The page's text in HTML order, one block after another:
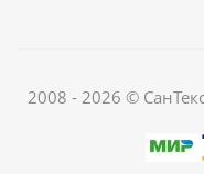
2008 - 2026 ©